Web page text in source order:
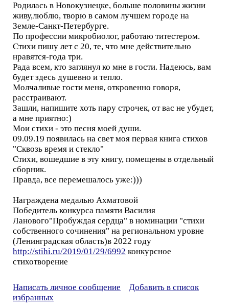
Родилась в Новокузнецке, больше половины жизни
живу,люблю, творю в самом лучшем городе на
Земле-Санкт-Петербурге.
По профессии микробиолог, работаю титестером.
Стихи пишу лет с 20, те, что мне действительно
нравятся-года три.
Рада всем, кто заглянул ко мне в гости. Надеюсь, вам
будет здесь душевно и тепло.
Молчаливые гости меня, откровенно говоря,
расстраивают.
Зашли, напишите хоть пару строчек, от вас не убудет,
а мне приятно:)
Мои стихи - это песня моей души.
09.09.19 появилась на свет моя первая книга стихов
"Сквозь время и стекло"
Стихи, вошедшие в эту книгу, помещены в отдельный
сборник.
Правда, все перемешалось уже:)))
Награждена медалью Ахматовой
Победитель конкурса памяти Василия
Ланового"Пробуждая сердца" в номинации "стихи
собственного сочинения" на региональном уровне
(Ленинградская область)в 2022 году
http://stihi.ru/2019/01/29/6992 конкурсное
стихотворение
Написать личное сообщение
Добавить в список
избранных